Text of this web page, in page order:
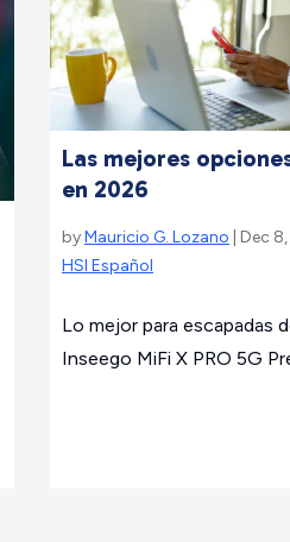
Las mejores
en 2026
byMauricio G. Lozano | Dec
HSI Español
Lo mejor para escapadas
Inseego MiFi X PRO 5G